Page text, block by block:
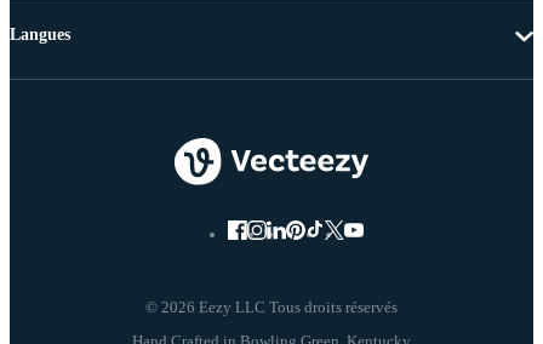
© 2026 Eezy LLC Tous droits réservés
Langues